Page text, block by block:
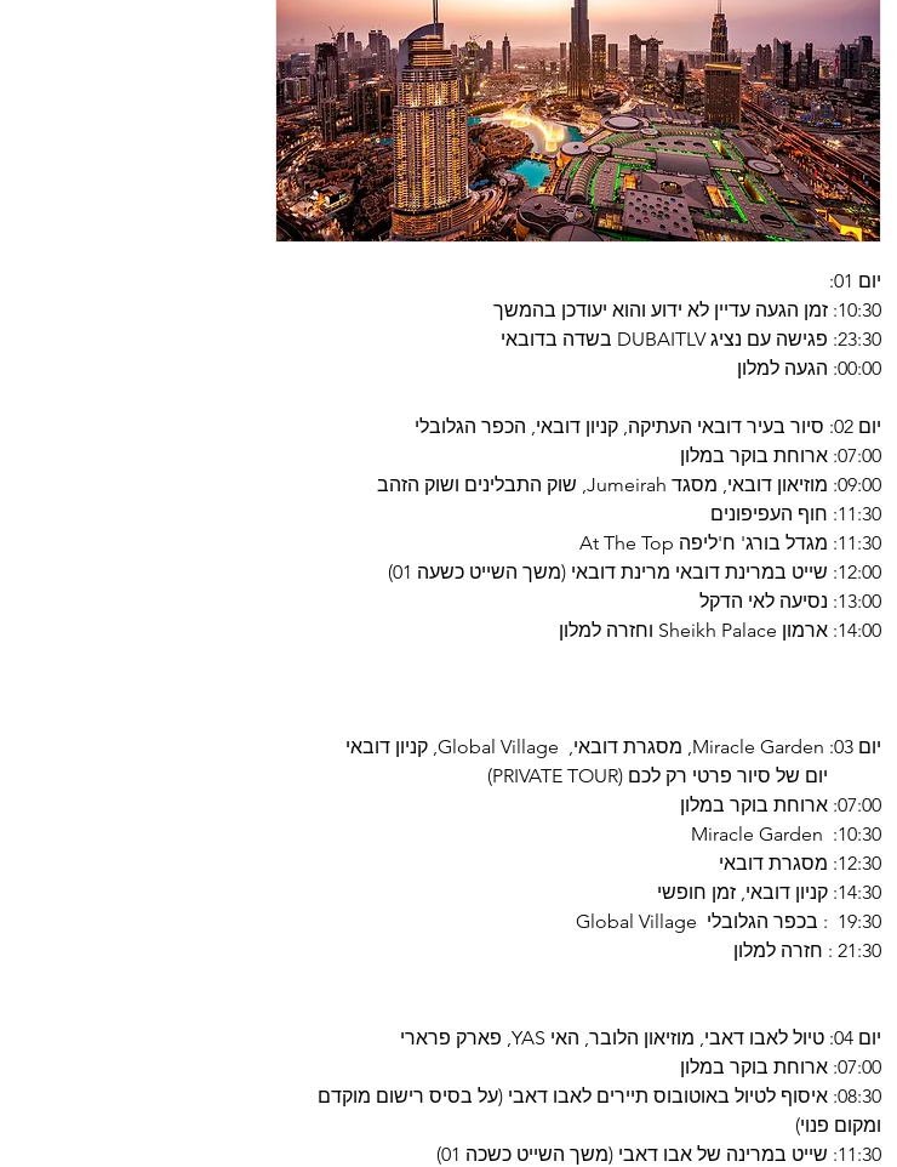
יום 01:
10:30: זמן הגעה עדיין לא ידוע והוא יעודכן בהמשך
23:30: פגישה עם נציג DUBAITLV בשדה בדובאי
00:00: הגעה למלון
יום 02: סיור בעיר דובאי העתיקה, קניון דובאי, הכפר הגלובלי
07:00: ארוחת בוקר במלון
09:00: מוזיאון דובאי, מסגד Jumeirah, שוק התבלינים ושוק הזהב
11:30: חוף העפיפונים
11:30: מגדל בורג' ח'ליפה At The Top
12:00: שייט במרינת דובאי מרינת דובאי (משך השייט כשעה 01)
13:00: נסיעה לאי הדקל
14:00: ארמון Sheikh Palace וחזרה למלון
יום 03: Miracle Garden, מסגרת דובאי, Global Village, קניון דובאי
יום של סיור פרטי רק לכם (PRIVATE TOUR)
07:00: ארוחת בוקר במלון
10:30: Miracle Garden
12:30: מסגרת דובאי
14:30: קניון דובאי, זמן חופשי
19:30 : בכפר הגלובלי Global Village
21:30 : חזרה למלון
יום 04: טיול לאבו דאבי, מוזיאון הלובר, האי YAS, פארק פרארי
07:00: ארוחת בוקר במלון
08:30: איסוף לטיול באוטובוס תיירים לאבו דאבי (על בסיס רישום מוקדם
ומקום פנוי)
11:30: שייט במרינה של אבו דאבי (משך השייט כשכה 01)